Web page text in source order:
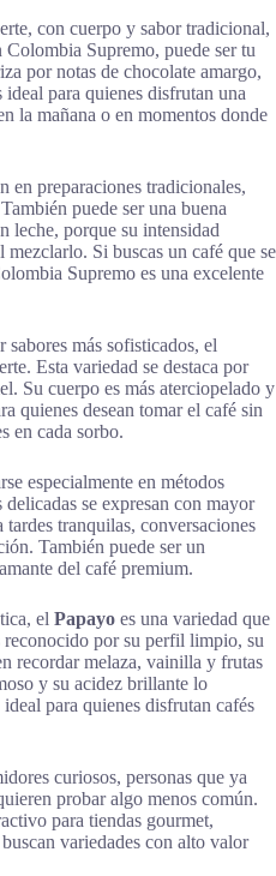
con cuerpo y sabor tradicional,
Colombia Supremo, puede ser tu
por notas de chocolate amargo,
para quienes disfrutan una
la mañana o en momentos donde
en preparaciones tradicionales,
puede ser una buena
leche, porque su intensidad
Si buscas un café que se
Supremo es una excelente
más sofisticados, el
Esta variedad se destaca por
Su cuerpo es más aterciopelado y
quienes desean tomar el café sin
en cada sorbo.
especialmente en métodos
se expresan con mayor
tranquilas, conversaciones
También puede ser un
del café premium.
el Papayo es una variedad que
reconocido por su perfil limpio, su
recordar melaza, vainilla y frutas
y su acidez brillante lo
para quienes disfrutan cafés
curiosos, personas que ya
probar algo menos común.
para tiendas gourmet,
variedades con alto valor